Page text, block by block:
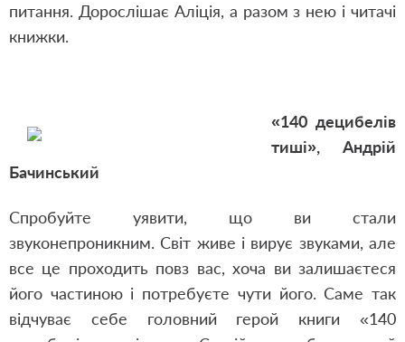
питання. Дорослішає Аліція, а разом з нею і читачі
книжки.
«140 децибелів
тиші», Андрій
Бачинський
Спробуйте уявити, що ви стали
звуконепроникним. Світ живе і вирує звуками, але
все це проходить повз вас, хоча ви залишаєтеся
його частиною і потребуєте чути його. Саме так
відчуває себе головний герой книги «140